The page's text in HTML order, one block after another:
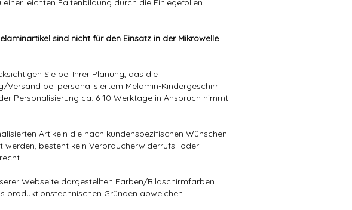
einer leichten Faltenbildung durch die Einlegefolien
sind nicht für den Einsatz in der Mikrowelle
Sie bei Ihrer Planung, das die
Versand bei personalisiertem Melamin-Kindergeschirr
Personalisierung ca. 6-10 Werktage in Anspruch nimmt.
Artikeln die nach kundenspezifischen Wünschen
werden, besteht kein Verbraucherwiderrufs- oder
Webseite dargestellten Farben/Bildschirmfarben
produktionstechnischen Gründen abweichen.